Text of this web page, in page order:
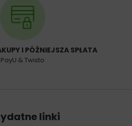
I PÓŹNIEJSZA SPŁATA
PayU & Twisto
linki